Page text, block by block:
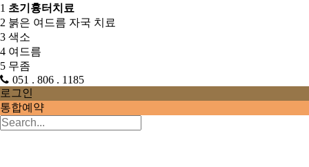
1 초기흉터치료
2 붉은 여드름 자국 치료
3 색소
4 여드름
5 무좀
051 . 806 . 1185
로그인
통합예약